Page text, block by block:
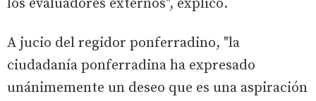
los evaluadores externos", explicó.
A jucio del regidor ponferradino, "la
ciudadanía ponferradina ha expresado
unánimemente un deseo que es una aspiración